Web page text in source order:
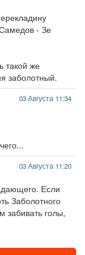
- Зе
такой же
заболотный.
03 Августа 11:34
03 Августа 11:20
Если
Заболотного
голы,